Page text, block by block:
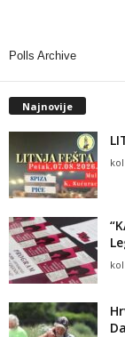
Polls Archive
Najnovije